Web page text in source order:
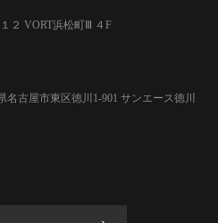
２ VORT浜松町Ⅲ ４F
古屋市東区徳川1-901 サンエース徳川